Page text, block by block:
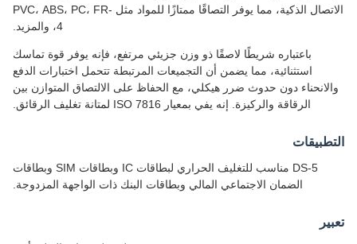
الاتصال الذكية، مما يوفر التصاقًا ممتازًا للمواد مثل PVC، ABS، PC، FR-
باعتباره شريطًا لاصقًا ذو وزن جزيئي مرتفع، فإنه يوفر قوة تماسك
استثنائية، مما يضمن أن التجميعات المرتبطة تتحمل اختبارات الدفع
دون حدوث ضرر هيكلي، مع الحفاظ على الالتصاق المتوازن بين
الرقاقة والركيزة. إنه يفي بمعيار ISO 7816 لمتانة تغليف الرقائق.
DS-5 مناسب للتغليف الحراري لبطاقات IC وبطاقات SIM وبطاقات
الضمان الاجتماعي المالي وبطاقات البنك ذات الواجهة المزدوجة.